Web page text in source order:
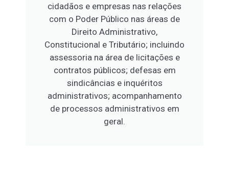
cidadãos e empresas nas relações
com o Poder Público nas áreas de
Direito Administrativo,
Constitucional e Tributário; incluindo
assessoria na área de licitações e
contratos públicos; defesas em
sindicâncias e inquéritos
administrativos; acompanhamento
de processos administrativos em
geral.